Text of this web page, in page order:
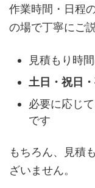
作業時間・日程
の場で丁寧にご
見積もり時
土日・祝日
必要に応じ
です
もちろん、見積
ざいません。